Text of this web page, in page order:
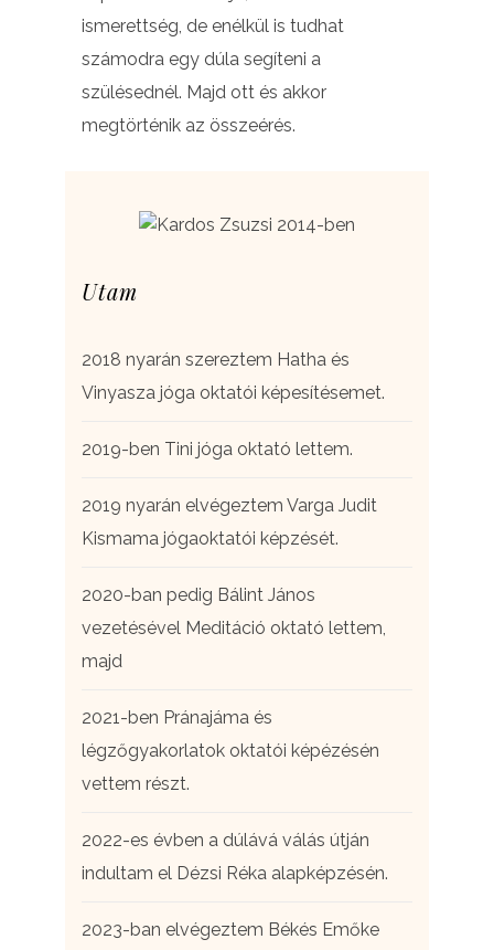
ismerettség, de enélkül is tudhat
számodra egy dúla segíteni a
szülésednél. Majd ott és akkor
megtörténik az összeérés.
Utam
2018 nyarán szereztem Hatha és
Vinyasza jóga oktatói képesítésemet.
2019-ben Tini jóga oktató lettem.
2019 nyarán elvégeztem Varga Judit
Kismama jógaoktatói képzését.
2020-ban pedig Bálint János
vezetésével Meditáció oktató lettem,
majd
2021-ben Pránajáma és
légzőgyakorlatok oktatói képézésén
vettem részt.
2022-es évben a dúlává válás útján
indultam el Dézsi Réka alapképzésén.
2023-ban elvégeztem Békés Emőke